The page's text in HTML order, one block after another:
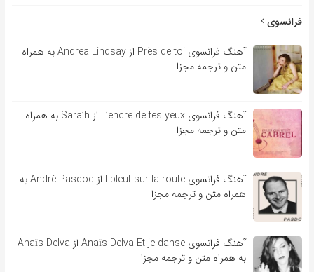
فرانسوی
آهنگ فرانسوی Près de toi از Andrea Lindsay به همراه
متن و ترجمه مجزا
آهنگ فرانسوی L’encre de tes yeux از Sara’h به همراه
متن و ترجمه مجزا
آهنگ فرانسوی l pleut sur la route از André Pasdoc به
همراه متن و ترجمه مجزا
آهنگ فرانسوی Anaïs Delva Et je danse از Anaïs Delva
به همراه متن و ترجمه مجزا